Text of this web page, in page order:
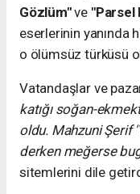
Gözlüm"ve "Parsel
eserlerinin yanında
o ölümsüz türküsü
Vatandaşlar ve
katığı soğan-
oldu. Mahzuni Şerif
derken meğerse
sitemlerini dile